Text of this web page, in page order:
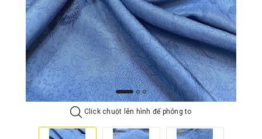
Click chuột lên hình để phóng to